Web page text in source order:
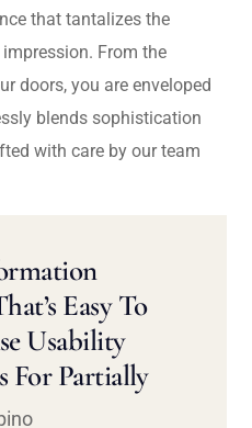
that tantalizes the
From the
doors, you are enveloped
blends sophistication
with care by our team
Easy To
Usability
For Partially